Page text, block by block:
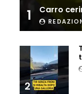
i droni
Tir
treno
1 Carro
2